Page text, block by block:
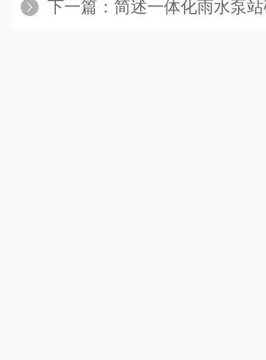
下一篇： 简述一体化雨水泵